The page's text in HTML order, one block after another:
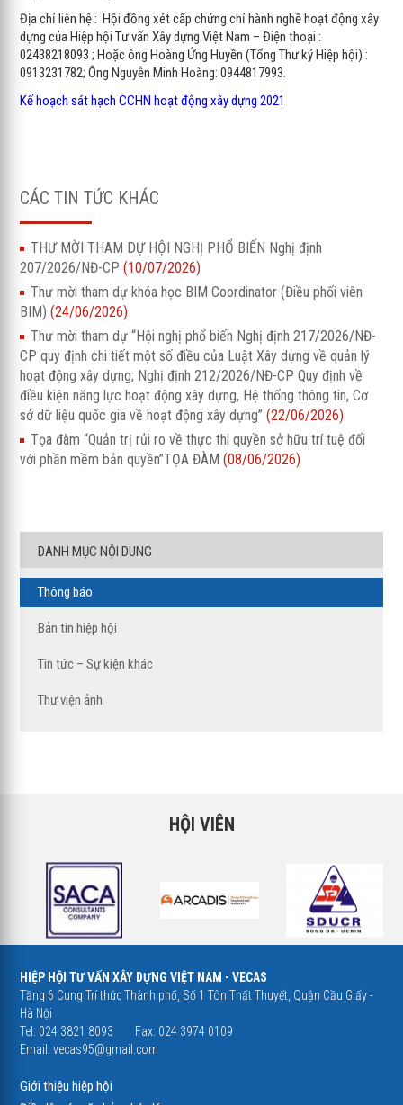
Địa chỉ liên hệ : Hội đồng xét cấp chứng chỉ hành nghề hoạt động xây
dựng của Hiệp hội Tư vấn Xây dựng Việt Nam – Điện thoại :
02438218093 ; Hoặc ông Hoàng Ứng Huyền (Tổng Thư ký Hiệp hội) :
0913231782; Ông Nguyễn Minh Hoàng: 0944817993.
Kế hoạch sát hạch CCHN hoạt động xây dựng 2021
CÁC TIN TỨC KHÁC
THƯ MỜI THAM DỰ HỘI NGHỊ PHỔ BIẾN Nghị định
207/2026/NĐ-CP(10/07/2026)
Thư mời tham dự khóa học BIM Coordinator (Điều phối viên
BIM)(24/06/2026)
Thư mời tham dự “Hội nghị phổ biến Nghị định 217/2026/NĐ-
CP quy định chi tiết một số điều của Luật Xây dựng về quản lý
hoạt động xây dựng; Nghị định 212/2026/NĐ-CP Quy định về
điều kiện năng lực hoạt động xây dựng, Hệ thống thông tin, Cơ
sở dữ liệu quốc gia về hoạt động xây dựng”(22/06/2026)
Tọa đàm “Quản trị rủi ro về thực thi quyền sở hữu trí tuệ đối
với phần mềm bản quyền”TỌA ĐÀM(08/06/2026)
DANH MỤC NỘI DUNG
Thông báo
Bản tin hiệp hội
Tin tức – Sự kiện khác
Thư viện ảnh
HỘI VIÊN
HIỆP HỘI TƯ VẤN XÂY DỰNG VIỆT NAM - VECAS
Tầng 6 Cung Trí thức Thành phố, Số 1 Tôn Thất Thuyết, Quận Cầu Giấy -
Hà Nội
Tel: 024 3821 8093
Fax: 024 3974 0109
Email:vecas95@gmail.com
Giới thiệu hiệp hội